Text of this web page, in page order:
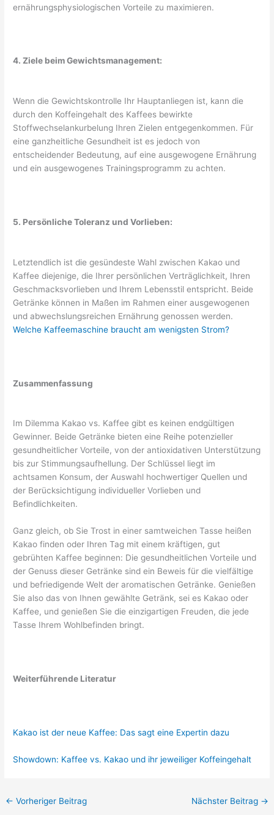
ernährungsphysiologischen Vorteile zu maximieren.
4. Ziele beim Gewichtsmanagement:
Wenn die Gewichtskontrolle Ihr Hauptanliegen ist, kann die
durch den Koffeingehalt des Kaffees bewirkte
Stoffwechselankurbelung Ihren Zielen entgegenkommen. Für
eine ganzheitliche Gesundheit ist es jedoch von
entscheidender Bedeutung, auf eine ausgewogene Ernährung
und ein ausgewogenes Trainingsprogramm zu achten.
5. Persönliche Toleranz und Vorlieben:
Letztendlich ist die gesündeste Wahl zwischen Kakao und
Kaffee diejenige, die Ihrer persönlichen Verträglichkeit, Ihren
Geschmacksvorlieben und Ihrem Lebensstil entspricht. Beide
Getränke können in Maßen im Rahmen einer ausgewogenen
und abwechslungsreichen Ernährung genossen werden.
Welche Kaffeemaschine braucht am wenigsten Strom?
Zusammenfassung
Im Dilemma Kakao vs. Kaffee gibt es keinen endgültigen
Gewinner. Beide Getränke bieten eine Reihe potenzieller
gesundheitlicher Vorteile, von der antioxidativen Unterstützung
bis zur Stimmungsaufhellung. Der Schlüssel liegt im
achtsamen Konsum, der Auswahl hochwertiger Quellen und
der Berücksichtigung individueller Vorlieben und
Befindlichkeiten.
Ganz gleich, ob Sie Trost in einer samtweichen Tasse heißen
Kakao finden oder Ihren Tag mit einem kräftigen, gut
gebrühten Kaffee beginnen: Die gesundheitlichen Vorteile und
der Genuss dieser Getränke sind ein Beweis für die vielfältige
und befriedigende Welt der aromatischen Getränke. Genießen
Sie also das von Ihnen gewählte Getränk, sei es Kakao oder
Kaffee, und genießen Sie die einzigartigen Freuden, die jede
Tasse Ihrem Wohlbefinden bringt.
Weiterführende Literatur
Kakao ist der neue Kaffee: Das sagt eine Expertin dazu
Showdown: Kaffee vs. Kakao und ihr jeweiliger Koffeingehalt
← Vorheriger Beitrag Nächster Beitrag →